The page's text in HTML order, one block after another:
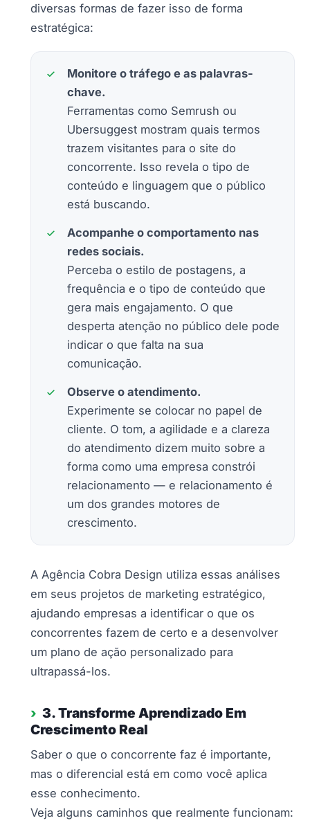
diversas formas de fazer isso de forma
estratégica:
Monitore o tráfego e as palavras-
chave.
Ferramentas como Semrush ou
Ubersuggest mostram quais termos
trazem visitantes para o site do
concorrente. Isso revela o tipo de
conteúdo e linguagem que o público
está buscando.
Acompanhe o comportamento nas
redes sociais.
Perceba o estilo de postagens, a
frequência e o tipo de conteúdo que
gera mais engajamento. O que
desperta atenção no público dele pode
indicar o que falta na sua
comunicação.
Observe o atendimento.
Experimente se colocar no papel de
cliente. O tom, a agilidade e a clareza
do atendimento dizem muito sobre a
forma como uma empresa constrói
relacionamento — e relacionamento é
um dos grandes motores de
crescimento.
A Agência Cobra Design utiliza essas análises
em seus projetos de marketing estratégico,
ajudando empresas a identificar o que os
concorrentes fazem de certo e a desenvolver
um plano de ação personalizado para
ultrapassá-los.
3. Transforme Aprendizado Em
Crescimento Real
Saber o que o concorrente faz é importante,
mas o diferencial está em como você aplica
esse conhecimento.
Veja alguns caminhos que realmente funcionam: